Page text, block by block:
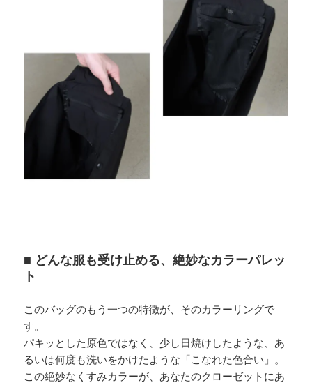
■ どんな服も受け止める、絶妙なカラーパレッ
ト
このバッグのもう一つの特徴が、そのカラーリングで
す。
パキッとした原色ではなく、少し日焼けしたような、あ
るいは何度も洗いをかけたような「こなれた色合い」。
この絶妙なくすみカラーが、あなたのクローゼットにあ